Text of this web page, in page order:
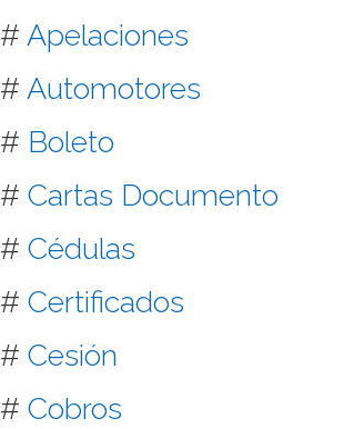
# Apelaciones
# Automotores
# Boleto
#Cartas Documento
#Cédulas
#Certificados
#Cesión
#Cobros